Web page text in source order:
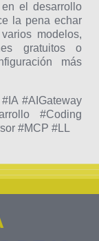
el desarrollo
la pena echar
modelos,
gratuitos o
más
#AIGateway
#Coding
#MCP #LL